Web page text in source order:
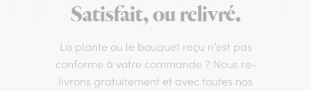
Satisfait, ou relivré.
La plante ou le bouquet reçu n’est pas
conforme à votre commande ? Nous re-
livrons gratuitement et avec toutes nos